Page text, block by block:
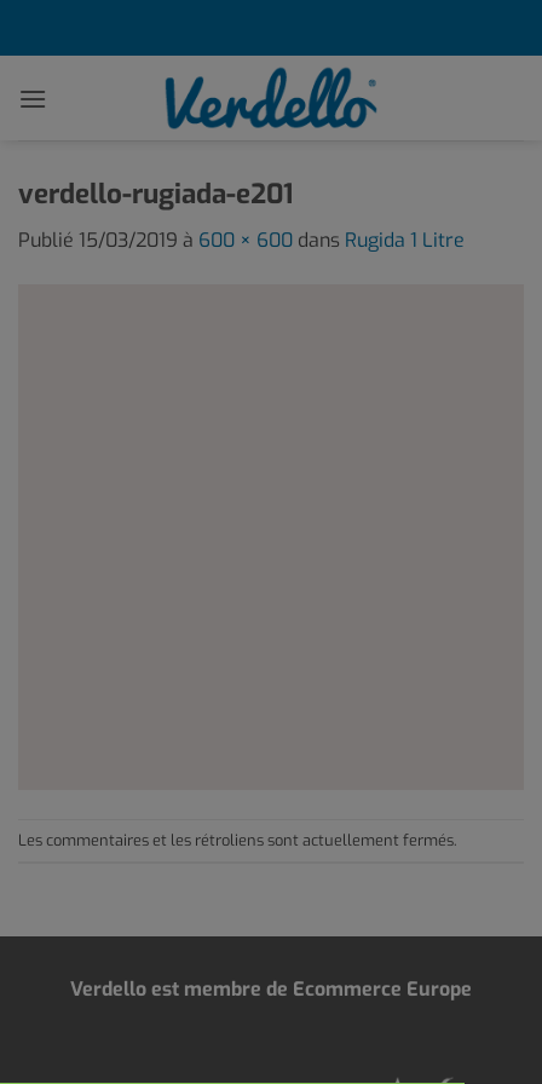
verdello-rugiada-e201
Publié 15/03/2019 à 600 × 600 dans Rugida 1 Litre
Les commentaires et les rétroliens sont actuellement fermés.
Verdello est membre de Ecommerce Europe